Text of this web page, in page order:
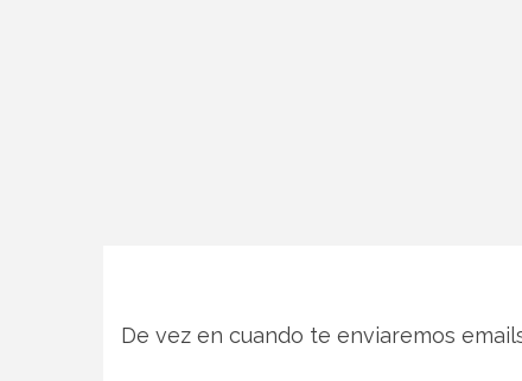
De vez en cuando te enviaremos